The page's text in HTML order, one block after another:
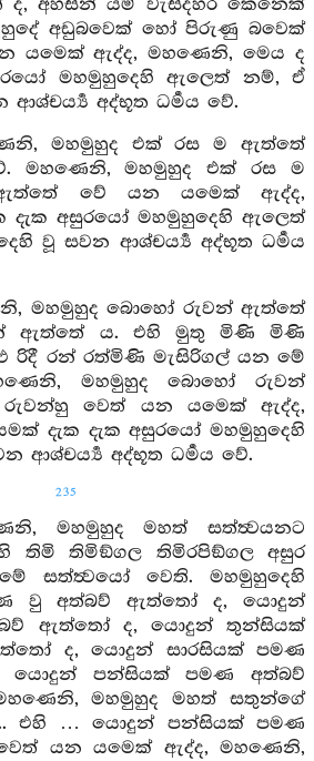
අහසින් යම් වැසිදහර කෙනෙක්
අඩුබවෙක් හෝ පිරුණු බවෙක්
යමෙක් ඇද්ද, මහණෙනි, මෙය ද
මහමුහුදෙහි ඇලෙත් නම්, ඒ
අද්භූත ධර්‍මය වේ.
මහමුහුද එක් රස ම ඇත්තේ
මහණෙනි, මහමුහුද එක් රස ම
වේ යන යමෙක් ඇද්ද,
දැක අසුරයෝ මහමුහුදෙහි ඇලෙත්
වූ සවන ආශ්චර්‍ය්‍ය අද්භූත ධර්‍මය
මහමුහුද බොහෝ රුවන් ඇත්තේ
ඇත්තේ ය. එහි මුතු මිණි මිණි
රිදී රන් රත්මිණි මැසිරිගල් යන මේ
මහමුහුද බොහෝ රුවන්
වෙත් යන යමෙක් ඇද්ද,
දැක දැක අසුරයෝ මහමුහුදෙහි
ආශ්චර්‍ය්‍ය අද්භූත ධර්‍මය වේ.
235
මහමුහුද මහත් සත්ත්‍වයනට
තිමි තිමිඞ්ගල තිමිරපිඞ්ගල අසුර
සත්ත්‍වයෝ වෙති. මහමුහුදෙහි
වු අත්බව් ඇත්තෝ ද, යොදුන්
ඇත්තෝ ද, යොදුන් තුන්සියක්
ද, යොදුන් සාරසියක් පමණ
යොදුන් පන්සියක් පමණ අත්බව්
මහමුහුද මහත් සතුන්ගේ
... එහි … යොදුන් පන්සියක් පමණ
යන යමෙක් ඇද්ද, මහණෙනි,